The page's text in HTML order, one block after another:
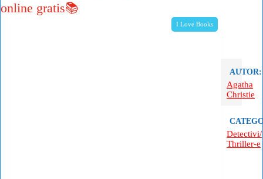
I Love Books
online gratis📚
AUTOR:
Agatha
Christie
Detectivi/
Thriller-e